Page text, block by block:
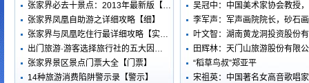
张家界必去十景点：2013年最新版【…
张家界凤凰自助游之详细攻略【细】
张家界与凤凰吃住行最详细攻略【实…
出门旅游·游客选择旅行社的五大因…
张家界景区景点门票大全【门票】
14种旅游消费陷阱警示录【警示】
吴冠中：中国美术家协会教授
李军声：军声画院院长，砂石
叶文智：湖南黄龙洞投资股份
田辉林：天门山旅游股份有限
“稻草鸟叔”郑亚平
宋祖英：中国著名女高音歌唱